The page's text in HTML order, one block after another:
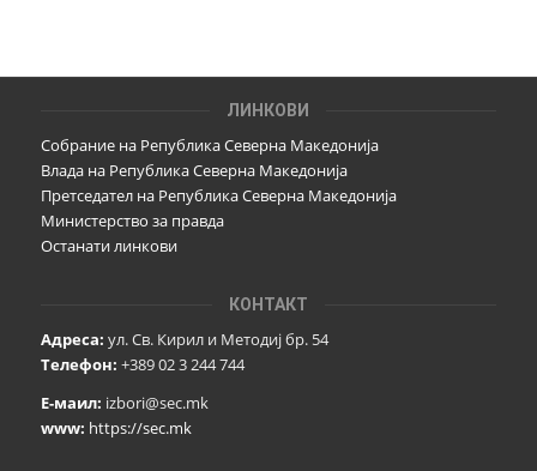
ЛИНКОВИ
Собрание на Република Северна Македонија
Влада на Република Северна Македонија
Претседател на Република Северна Македонија
Министерство за правда
Останати линкови
КОНТАКТ
Адреса: ул. Св. Кирил и Методиј бр. 54
Телефон: +389 02 3 244 744
Е-маил: izbori@sec.mk
www: https://sec.mk